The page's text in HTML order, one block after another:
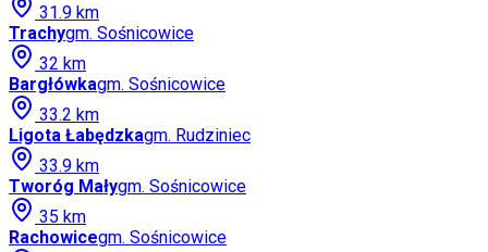
31.9 km
Trachygm. Sośnicowice
32 km
Bargłówkagm. Sośnicowice
33.2 km
Ligota Łabędzkagm. Rudziniec
33.9 km
Tworóg Małygm. Sośnicowice
35 km
Rachowicegm. Sośnicowice